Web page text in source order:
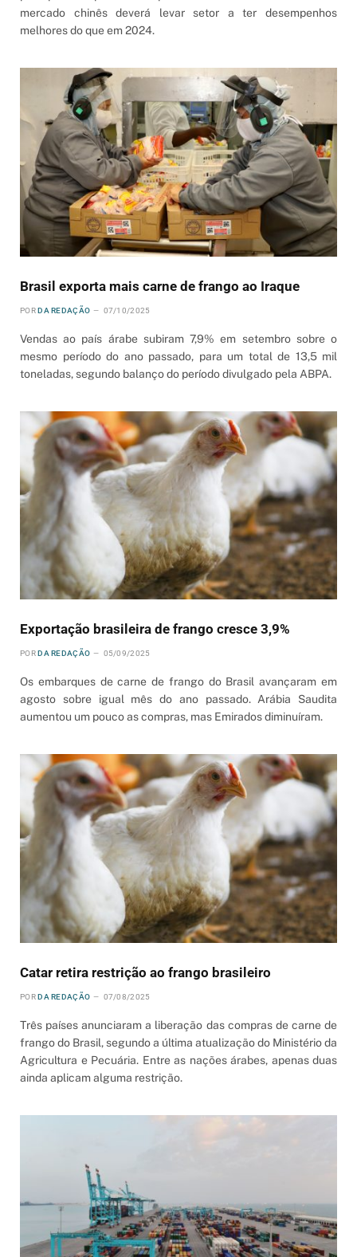
mercado chinês deverá levar setor a ter desempenhos
melhores do que em 2024.
Brasil exporta mais carne de frango ao Iraque
POR DA REDAÇÃO 07/10/2025
Vendas ao país árabe subiram 7,9% em setembro sobre o
mesmo período do ano passado, para um total de 13,5 mil
toneladas, segundo balanço do período divulgado pela ABPA.
Exportação brasileira de frango cresce 3,9%
POR DA REDAÇÃO 05/09/2025
Os embarques de carne de frango do Brasil avançaram em
agosto sobre igual mês do ano passado. Arábia Saudita
aumentou um pouco as compras, mas Emirados diminuíram.
Catar retira restrição ao frango brasileiro
POR DA REDAÇÃO 07/08/2025
Três países anunciaram a liberação das compras de carne de
frango do Brasil, segundo a última atualização do Ministério da
Agricultura e Pecuária. Entre as nações árabes, apenas duas
ainda aplicam alguma restrição.